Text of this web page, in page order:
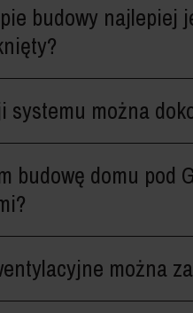
budowy najlepiej
systemu można
budowę domu pod
można